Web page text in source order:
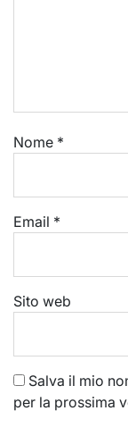
Nome *
Email *
Sito web
Salva il mio
per la prossima